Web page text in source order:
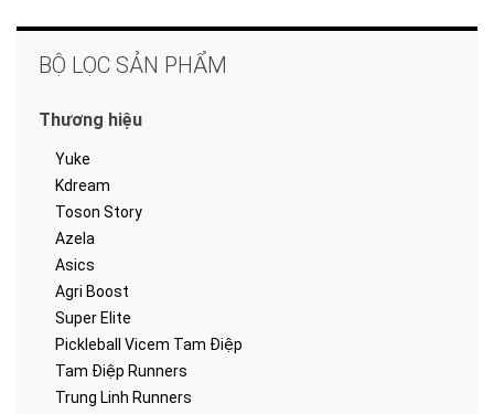
BỘ LỌC SẢN PHẨM
Thương hiệu
Yuke
Kdream
Toson Story
Azela
Asics
Agri Boost
Super Elite
Pickleball Vicem Tam Điệp
Tam Điệp Runners
Trung Linh Runners